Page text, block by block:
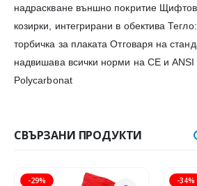
надраскване външно покритие
козирки, интегрирани в обектива
торбичка за плаката Отговаря на
надвишава всички норми на CE и
Polycarbonat
СВЪРЗАНИ ПРОДУКТИ
-29% -34%